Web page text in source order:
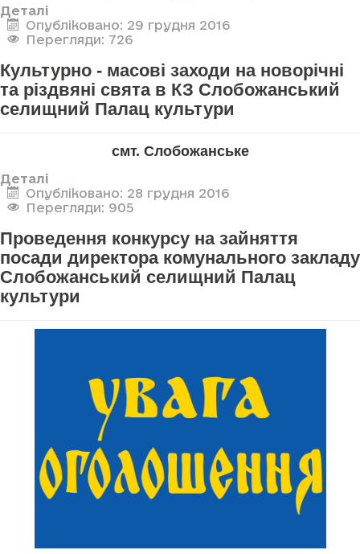
Деталі
Опубліковано: 29 грудня 2016
Перегляди: 726
Культурно - масові заходи на новорічні
та різдвяні свята в КЗ Слобожанський
селищний Палац культури
смт. Слобожанське
Деталі
Опубліковано: 28 грудня 2016
Перегляди: 905
Проведення конкурсу на зайняття
посади директора комунального закладу
Слобожанський селищний Палац
культури